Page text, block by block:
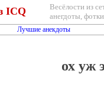
ICQ
Весёлости из
анегдоты,
Лучшие анекдоты
ох уж